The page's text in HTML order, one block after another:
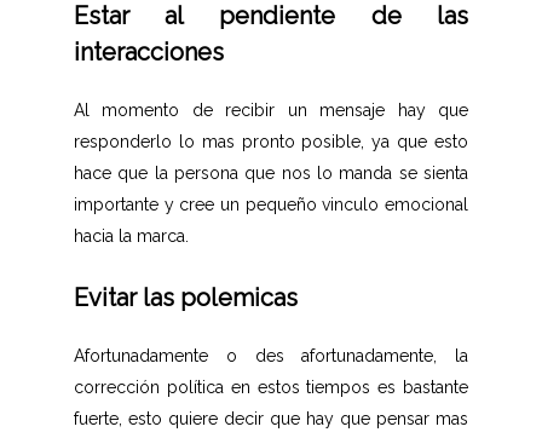
Estar al pendiente de las
interacciones
Al momento de recibir un mensaje hay que
responderlo lo mas pronto posible, ya que esto
hace que la persona que nos lo manda se sienta
importante y cree un pequeño vinculo emocional
hacia la marca.
Evitar las polemicas
Afortunadamente o des afortunadamente, la
corrección política en estos tiempos es bastante
fuerte, esto quiere decir que hay que pensar mas